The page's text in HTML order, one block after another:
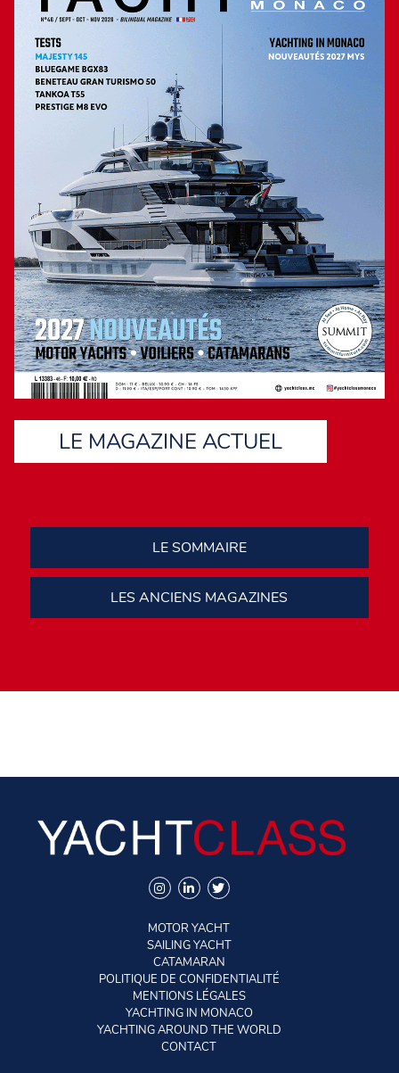
LE MAGAZINE ACTUEL
LE SOMMAIRE
LES ANCIENS MAGAZINES
MOTOR YACHT
SAILING YACHT
CATAMARAN
POLITIQUE DE CONFIDENTIALITÉ
MENTIONS LÉGALES
YACHTING IN MONACO
YACHTING AROUND THE WORLD
CONTACT